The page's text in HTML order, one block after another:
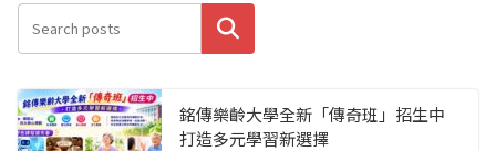
搜尋
銘傳樂齡大學全新「傳奇班」招生中
打造多元學習新選擇